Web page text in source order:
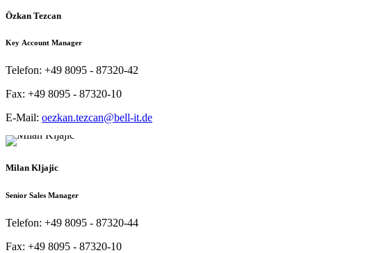
Özkan Tezcan
Key Account Manager
Telefon: +49 8095 - 87320-42
Fax: +49 8095 - 87320-10
E-Mail: oezkan.tezcan@bell-it.de
Milan Kljajic
Senior Sales Manager
Telefon: +49 8095 - 87320-44
Fax: +49 8095 - 87320-10